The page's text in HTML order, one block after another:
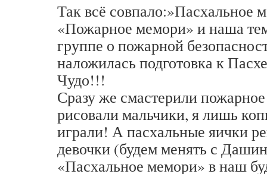
Так всё совпало:»Пасхальное
«Пожарное мемори» и наша
группе о пожарной
наложилась подготовка к
Чудо!!!
Сразу же смастерили
рисовали мальчики, я лишь
играли! А пасхальные яички
девочки (будем менять с
«Пасхальное мемори» в наш